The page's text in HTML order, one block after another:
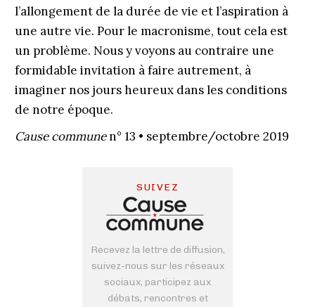
l’allongement de la durée de vie et l’aspiration à
une autre vie. Pour le macronisme, tout cela est
un problème. Nous y voyons au contraire une
formidable invitation à faire autrement, à
imaginer nos jours heureux dans les conditions
de notre époque.
Cause communen° 13 • septembre/octobre 2019
SUIVEZ
Recevez la lettre de diffusion,
suivez-nous sur les réseaux
sociaux, participez aux
débats, rencontres et